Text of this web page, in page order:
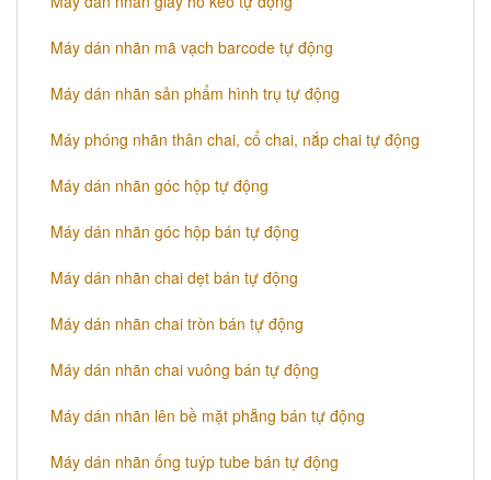
​Máy dán nhãn mã vạch barcode tự động
​Máy dán nhãn sản phẩm hình trụ tự động
Máy phóng nhãn thân chai, cổ chai, nắp chai tự động
​Máy dán nhãn góc hộp tự động
Máy dán nhãn góc hộp bán tự động
​Máy dán nhãn chai dẹt bán tự động
Máy dán nhãn chai tròn bán tự động
Máy dán nhãn chai vuông bán tự động
Máy dán nhãn lên bề mặt phẵng bán tự động
​Máy dán nhãn ống tuýp tube bán tự động